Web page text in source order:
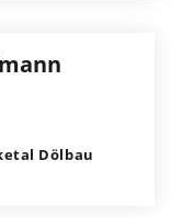
Dölbau